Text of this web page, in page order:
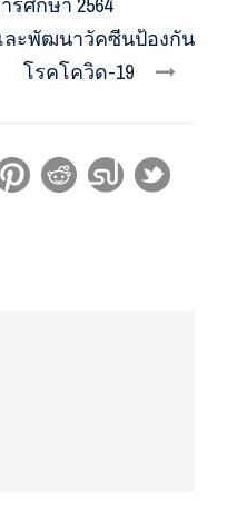
ละพัฒนาวัคซีนป้องกัน
โรคโควิด-19